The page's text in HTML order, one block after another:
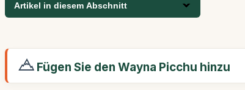
Artikel in diesem Abschnitt
Fügen Sie den Wayna Picchu hinzu